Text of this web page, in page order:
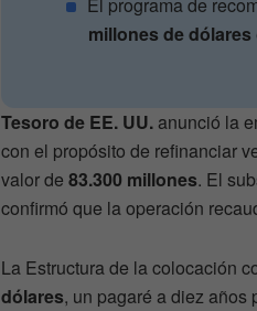
millones de dólares
Tesoro de EE. UU. anunció la
con el propósito de refinanciar
valor de 83.300 millones. El
confirmó que la operación
La Estructura de la colocación
dólares, un pagaré a diez años